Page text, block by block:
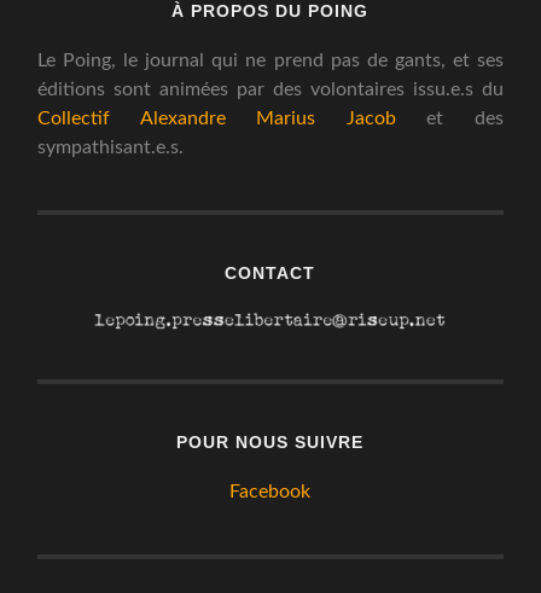
À PROPOS DU POING
Le Poing, le journal qui ne prend pas de gants, et ses
éditions sont animées par des volontaires issu.e.s du
Collectif Alexandre Marius Jacobet des
sympathisant.e.s.
CONTACT
POUR NOUS SUIVRE
Facebook